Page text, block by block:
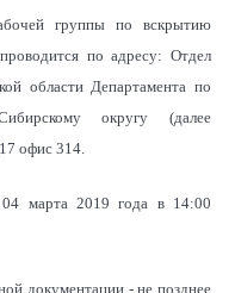
группы по вскрытию
по адресу: Отдел
области Департамента по
округу (далее
офис 314.
марта 2019 года в 14:00
документации - не позднее